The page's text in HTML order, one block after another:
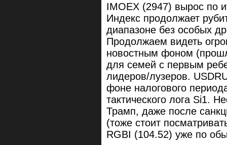
IMOEX (2947) вырос по
Индекс продолжает
диапазоне без особых
Продолжаем видеть
новостным фоном
для семей с первым
лидеров/лузеров.
фоне налогового
тактического лога Si1.
Трамп, даже после
(тоже стоит
RGBI (104.52) уже по